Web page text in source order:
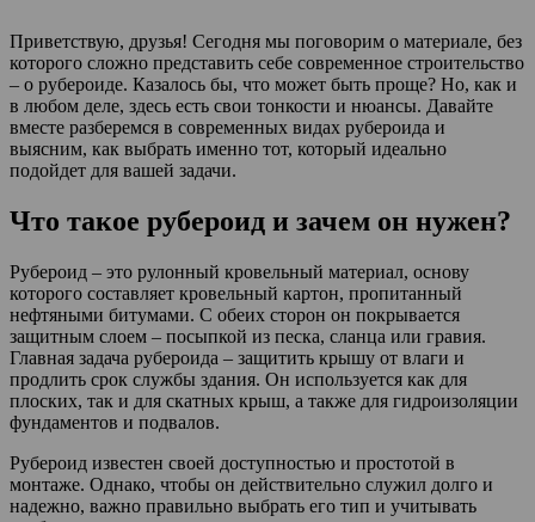
Приветствую, друзья! Сегодня мы поговорим о материале, без
которого сложно представить себе современное строительство
– о рубероиде. Казалось бы, что может быть проще? Но, как и
в любом деле, здесь есть свои тонкости и нюансы. Давайте
вместе разберемся в современных видах рубероида и
выясним, как выбрать именно тот, который идеально
подойдет для вашей задачи.
Что такое рубероид и зачем он нужен?
Рубероид – это рулонный кровельный материал, основу
которого составляет кровельный картон, пропитанный
нефтяными битумами. С обеих сторон он покрывается
защитным слоем – посыпкой из песка, сланца или гравия.
Главная задача рубероида – защитить крышу от влаги и
продлить срок службы здания. Он используется как для
плоских, так и для скатных крыш, а также для гидроизоляции
фундаментов и подвалов.
Рубероид известен своей доступностью и простотой в
монтаже. Однако, чтобы он действительно служил долго и
надежно, важно правильно выбрать его тип и учитывать